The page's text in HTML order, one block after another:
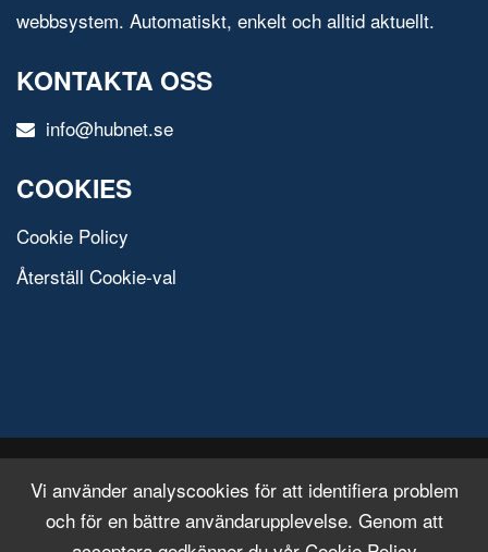
Vi använder analyscookies för att identifiera problem
och för en bättre användarupplevelse. Genom att
webbsystem. Automatiskt, enkelt och alltid aktuellt.
KONTAKTA OSS
info@hubnet.se
COOKIES
Cookie Policy
Återställ Cookie-val